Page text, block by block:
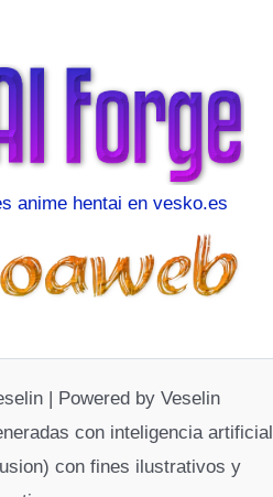
| Powered by Veselin
con inteligencia artificial
con fines ilustrativos y